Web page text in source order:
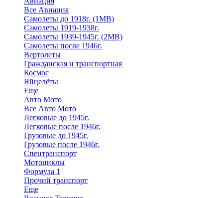
Все Авиация
Самолеты до 1918г. (1МВ)
Самолеты 1919-1938г.
Самолеты 1939-1945г. (2МВ)
Самолеты после 1946г.
Вертолеты
Гражданская и транспортная
Космос
Яйцелёты
Еще
Авто Мото
Все Авто Мото
Легковые до 1945г.
Легковые после 1946г.
Грузовые до 1945г.
Грузовые после 1946г.
Спецтранспорт
Мотоциклы
Формула 1
Прочий транспорт
Еще